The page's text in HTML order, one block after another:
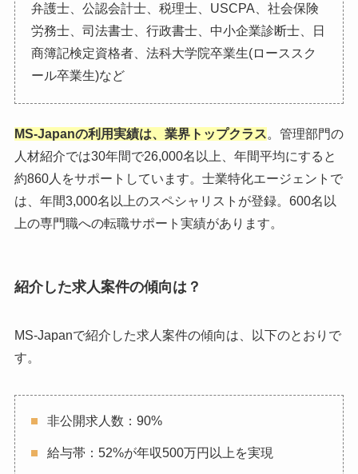
弁護士、公認会計士、税理士、USCPA、社会保険
労務士、司法書士、行政書士、中小企業診断士、日
商簿記検定資格者、法科大学院卒業生(ローススク
ール卒業生)など
MS-Japanの利用実績は、業界トップクラス。管理部門の
人材紹介では30年間で26,000名以上、年間平均にすると
約860人をサポートしています。士業特化エージェントで
は、年間3,000名以上のスペシャリストが登録。600名以
上の専門職への転職サポート実績があります。
紹介した求人案件の傾向は？
MS-Japanで紹介した求人案件の傾向は、以下のとおりで
す。
非公開求人数：90%
給与帯：52%が年収500万円以上を実現